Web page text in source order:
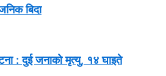
बिदा
: दुई जनाको मृत्यु, १४ घाइते